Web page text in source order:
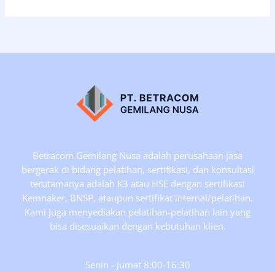
Betracom Gemilang Nusa adalah perusahaan jasa
bergerak di bidang pelatihan, sertifikasi, dan konsultasi
terutamanya adalah K3 atau HSE dengan sertifikasi
Kemnaker, BNSP, ataupun sertifikat internal/pelatihan.
Kami juga menyediakan pelatihan-pelatihan lain yang
bisa disesuaikan dengan kebutuhan klien.
Senin - Jumat 8:00-16:30